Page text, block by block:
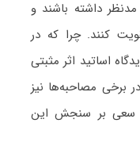
داشته باشند و
کنند. چرا که در
اساتید اثر مثبتی
برخی مصاحبه‌ها نیز
سعی بر سنجش این